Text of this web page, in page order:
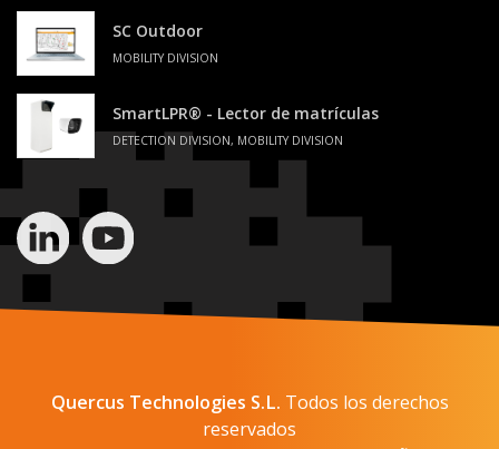
SC Outdoor
MOBILITY DIVISION
SmartLPR® - Lector de matrículas
DETECTION DIVISION, MOBILITY DIVISION
Quercus Technologies S.L. Todos los derechos
reservados